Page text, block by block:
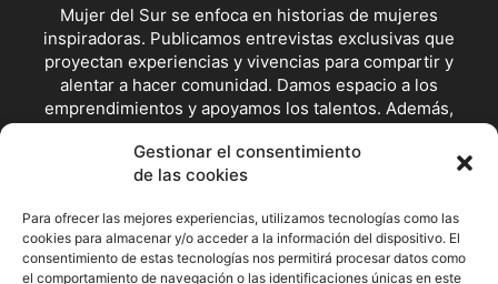
Mujer del Sur se enfoca en historias de mujeres
inspiradoras. Publicamos entrevistas exclusivas que
proyectan experiencias y vivencias para compartir y
alentar a hacer comunidad. Damos espacio a los
emprendimientos y apoyamos los talentos. Además,
defensoras de los derechos.
SÍGUENOS
Gestionar el consentimiento
de las cookies
Para ofrecer las mejores experiencias, utilizamos tecnologías como las
cookies para almacenar y/o acceder a la información del dispositivo. El
consentimiento de estas tecnologías nos permitirá procesar datos como
el comportamiento de navegación o las identificaciones únicas en este